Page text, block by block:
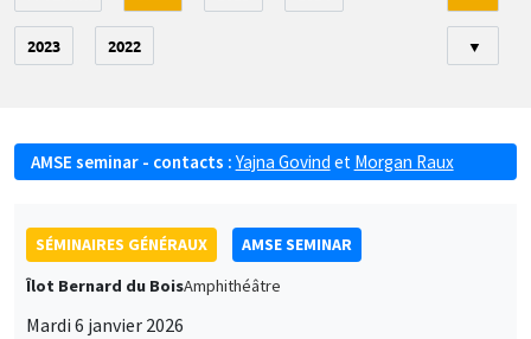
2023 2022 ▼
AMSE seminar - contacts : Yajna Govind et Morgan Raux
SÉMINAIRES GÉNÉRAUX
AMSE SEMINAR
Îlot Bernard du BoisAmphithéâtre
Mardi 6 janvier 2026